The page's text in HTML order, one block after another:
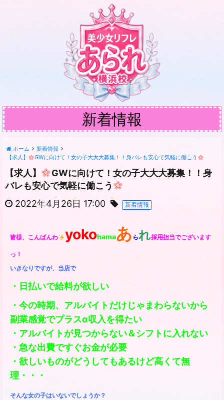
新着情報
ホーム
新着情報
【求人】
GWに向けて！女の子大大大募集！！身バレも安心で気軽に働こう
【求人】
GWに向けて！女の子大大大募集！！身
バレも安心で気軽に働こう
2022年4月26日 17:00
新着情報
皆様、こんばんわ yokohamaあ られ採用担当でございます
っ！
いきなりですが、 当店で
・日払いで給料が欲しい
・今の時期、アルバイトだけじゃまわらないから
副業感覚でプラスα収入を得たい
・アルバイトが見つからない＆シフトに入れない
・急な出費ですぐお金が必要
・欲しいものがどうしてもあるけど高くて無
理・・・
そんな女の子はいないでしょうか？